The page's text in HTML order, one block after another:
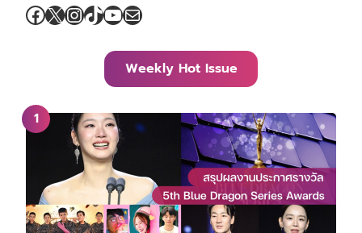
Facebook
X Instagram
TikTok
YouTube
Mail
Weekly Hot Issue